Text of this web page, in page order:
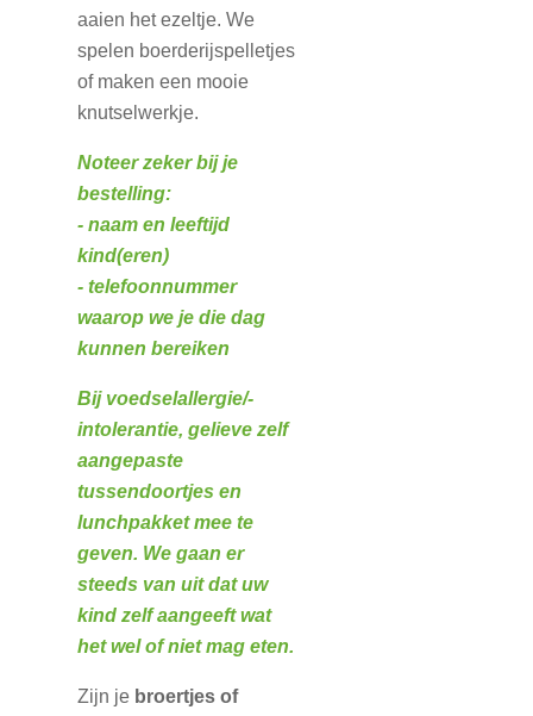
aaien het ezeltje. We
spelen boerderijspelletjes
of maken een mooie
knutselwerkje.
Noteer zeker bij je
bestelling:
- naam en leeftijd
kind(eren)
- telefoonnummer
waarop we je die dag
kunnen bereiken
Bij voedselallergie/-
intolerantie, gelieve zelf
aangepaste
tussendoortjes en
lunchpakket mee te
geven. We gaan er
steeds van uit dat uw
kind zelf aangeeft wat
het wel of niet mag eten.
Zijn je broertjes of